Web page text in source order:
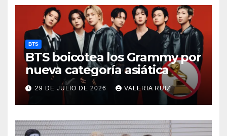
BTS
BTS boicotea los Grammy por
nueva categoría asiática
29 DE JULIO DE 2026 VALERIA RUIZ